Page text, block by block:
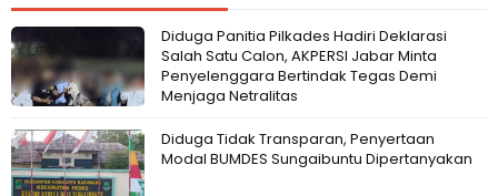
Diduga Panitia Pilkades Hadiri Deklarasi
Salah Satu Calon, AKPERSI Jabar Minta
Penyelenggara Bertindak Tegas Demi
Menjaga Netralitas
Diduga Tidak Transparan, Penyertaan
Modal BUMDES Sungaibuntu Dipertanyakan